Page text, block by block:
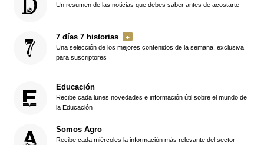
Un resumen de las noticias que debes saber antes de acostarte
7 días 7 historias
Una selección de los mejores contenidos de la semana, exclusiva
para suscriptores
Educación
Recibe cada lunes novedades e información útil sobre el mundo de
la Educación
Somos Agro
Recibe cada miércoles la información más relevante del sector